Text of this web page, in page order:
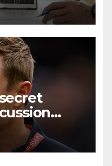
back door
news